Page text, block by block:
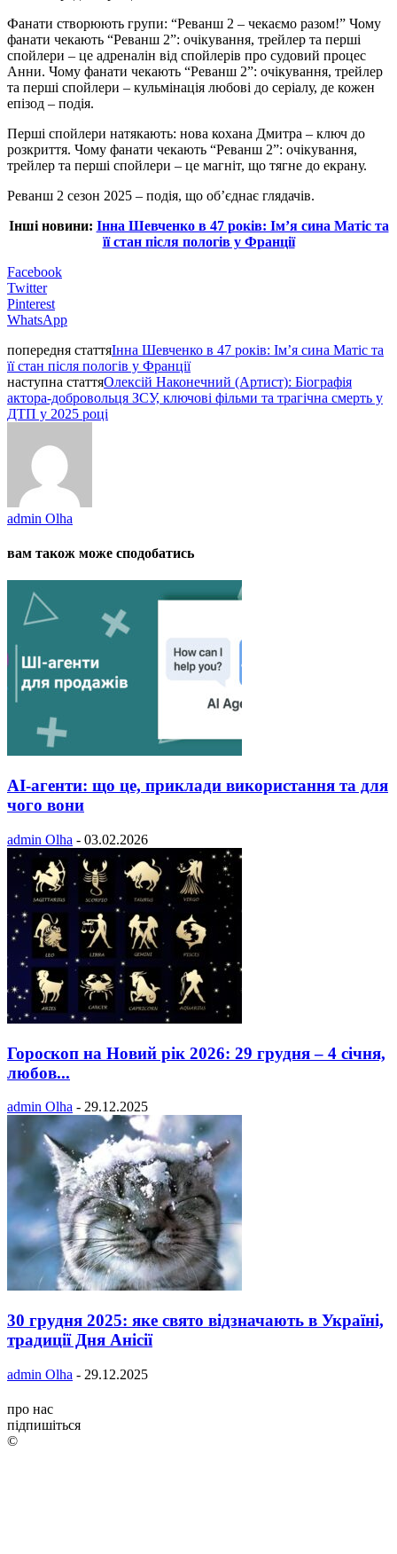
Фанати створюють групи: “Реванш 2 – чекаємо разом!” Чому
фанати чекають “Реванш 2”: очікування, трейлер та перші
спойлери – це адреналін від спойлерів про судовий процес
Анни. Чому фанати чекають “Реванш 2”: очікування, трейлер
та перші спойлери – кульмінація любові до серіалу, де кожен
епізод – подія.
Перші спойлери натякають: нова кохана Дмитра – ключ до
розкриття. Чому фанати чекають “Реванш 2”: очікування,
трейлер та перші спойлери – це магніт, що тягне до екрану.
Реванш 2 сезон 2025 – подія, що об’єднає глядачів.
Інші новини: Інна Шевченко в 47 років: Ім’я сина Матіс та
її стан після пологів у Франції
Facebook
Twitter
Pinterest
WhatsApp
попередня статтяІнна Шевченко в 47 років: Ім’я сина Матіс та
її стан після пологів у Франції
наступна статтяОлексій Наконечний (Артист): Біографія
актора-добровольця ЗСУ, ключові фільми та трагічна смерть у
ДТП у 2025 році
admin Olha
вам також може сподобатись
AI-агенти: що це, приклади використання та для
чого вони
admin Olha - 03.02.2026
Гороскоп на Новий рік 2026: 29 грудня – 4 січня,
любов...
admin Olha - 29.12.2025
30 грудня 2025: яке свято відзначають в Україні,
традиції Дня Анісії
admin Olha - 29.12.2025
про нас
підпишіться
©